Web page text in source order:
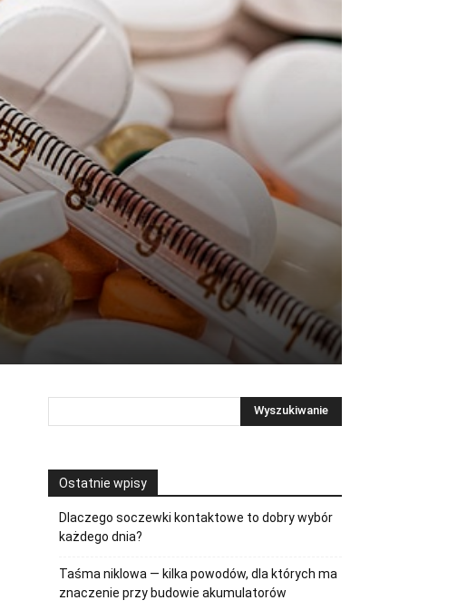
Ostatnie wpisy
Dlaczego soczewki kontaktowe to dobry wybór
każdego dnia?
Taśma niklowa — kilka powodów, dla których ma
znaczenie przy budowie akumulatorów